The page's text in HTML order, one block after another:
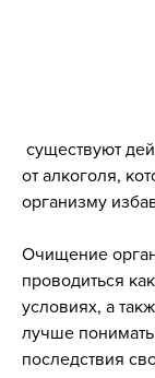
от алкоголя,
организму
Очищение
проводиться
условиях, а
лучше
последствия